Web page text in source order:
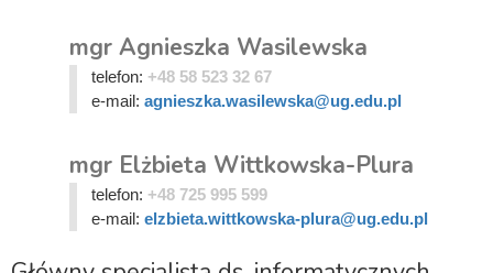
mgr Agnieszka Wasilewska
telefon: +48 58 523 32 67
e-mail: agnieszka.wasilewska@ug.edu.pl
mgr Elżbieta Wittkowska-Plura
telefon: +48 725 995 599
e-mail: elzbieta.wittkowska-plura@ug.edu.pl